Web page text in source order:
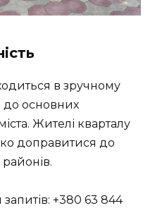
в зручному
до основних
Жителі кварталу
доправитися до
+380 63 844